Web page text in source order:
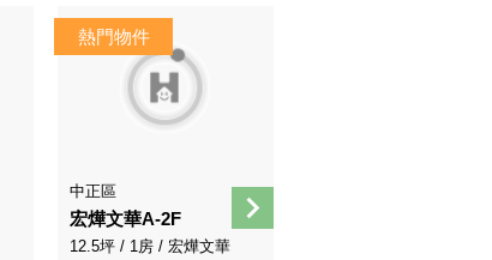
中正區
宏燁文華A-2F
12.5坪 / 1房 / 宏燁文華